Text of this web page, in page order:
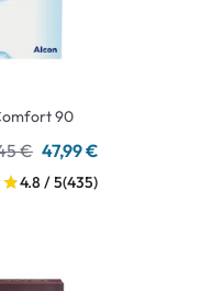
90
€ 47,99 €
4.8 / 5(435)